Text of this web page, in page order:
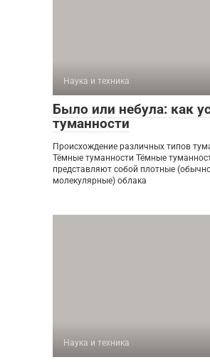
Наука и техника
Было или небула: как
туманности
Происхождение различных типов
Тёмные туманности Тёмные
представляют собой плотные
молекулярные) облака
Наука и техника